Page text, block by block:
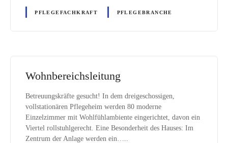
PFLEGEFACHKRAFT PFLEGEBRANCHE
Wohnbereichsleitung
Betreuungskräfte gesucht! In dem dreigeschossigen,
vollstationären Pflegeheim werden 80 moderne
Einzelzimmer mit Wohlfühlambiente eingerichtet, davon ein
Viertel rollstuhlgerecht. Eine Besonderheit des Hauses: Im
Zentrum der Anlage werden ein…..